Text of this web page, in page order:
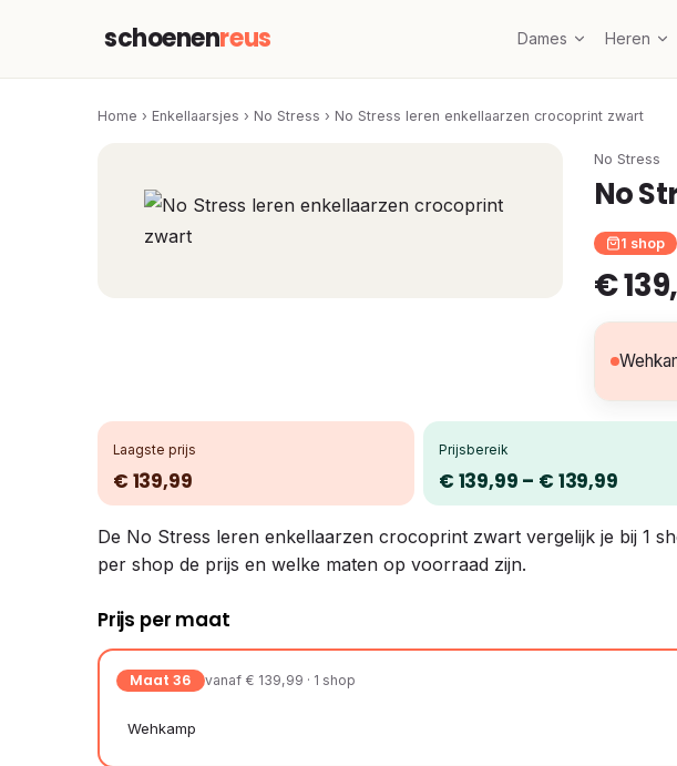
schoenenreus Dames Heren
Home › Enkellaarsjes › No Stress › No Stress leren enkellaarzen crocoprint zwart
No Stress
No
1 shop
€
Laagste prijs
€ 139,99
Prijsbereik
€ 139,99 – € 139,99
De No Stress leren enkellaarzen crocoprint zwart vergelijk je bij 1
per shop de prijs en welke maten op voorraad zijn.
Prijs per maat
Maat 36 vanaf € 139,99 · 1 shop
Wehkamp